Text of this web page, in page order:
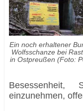
Ein noch erhaltener
Wolfsschanze bei
in Ostpreußen (Foto:
einzunehmen,